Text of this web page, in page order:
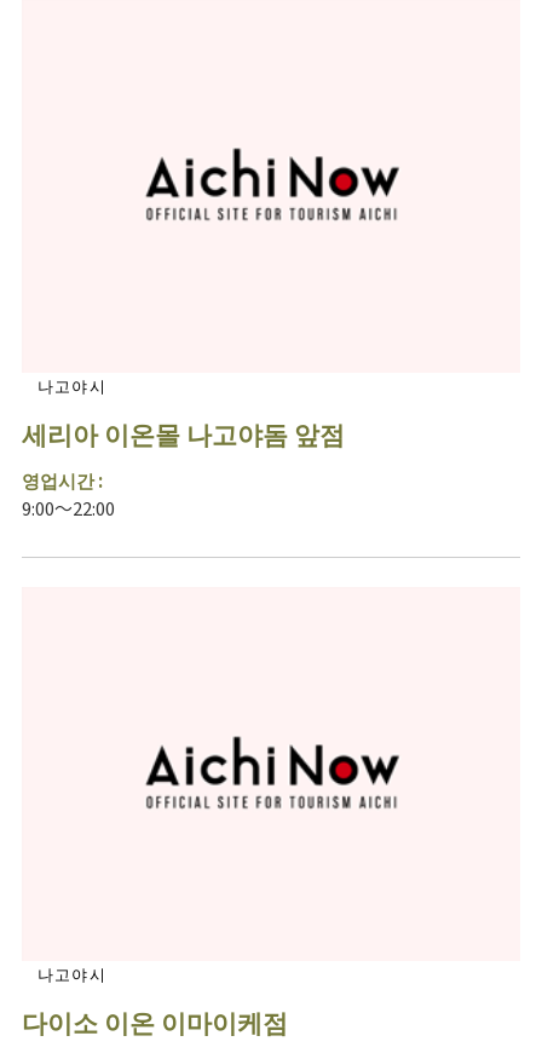
나고야시
세리아 이온몰 나고야돔 앞점
영업시간 :
9:00～22:00
나고야시
다이소 이온 이마이케점